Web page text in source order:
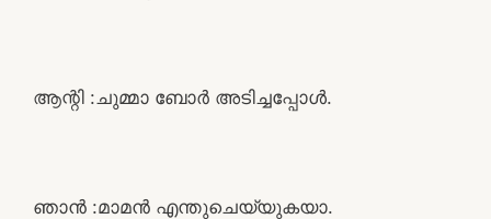
ആന്റി :ചുമ്മാ ബോർ അടിച്ചപ്പോൾ.
ഞാൻ :മാമൻ എന്തുചെയ്യുകയാ.